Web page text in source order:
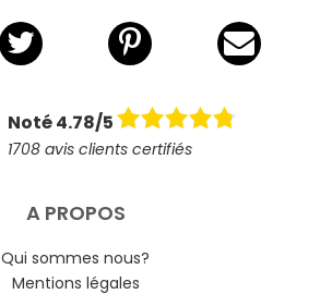
Noté 4.78/5
1708 avis clients certifiés
A PROPOS
Qui sommes nous?
Mentions légales